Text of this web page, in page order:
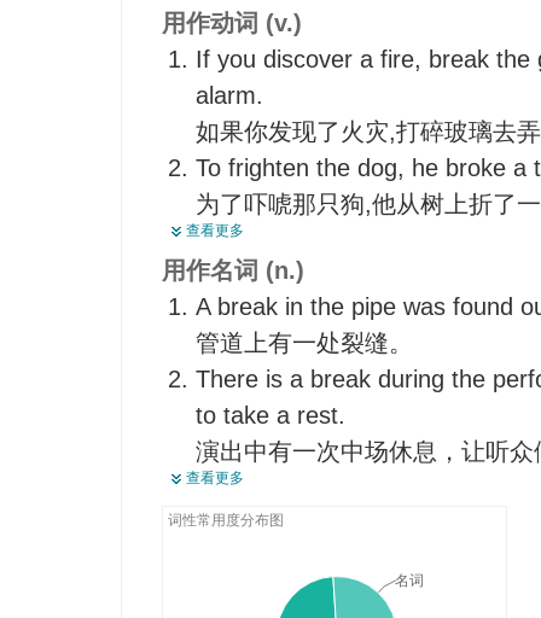
使垮掉，垮掉
制服
使放弃习惯
强行逃脱
突然发生
突然传出
折断，打断
散开
划分
突破
突变
逐步崩溃，土崩瓦解
分裂
使流血
稍停
越狱
中断，断绝，绝裂
骤变
<口>机会
好运
逃亡
一次连续得分
【网】发球一方输掉的发球局
破损
用作动词 (v.)
If you discover a fire, break the
alarm.
如果你发现了火灾,打碎玻璃去
To frighten the dog, he broke a
为了吓唬那只狗,他从树上折了
What shocked the workers
his promise.
工人们感到震惊的是,老板竟然
The spy had finally broken the
那个间谍最终破译了密码。
One hates to break with an old
人都不喜欢跟老朋友绝交。
When she went to break the
Emma found her quite
特并没有因此感到不安。
查看更多
用作名词 (n.)
A break in the pipe was found
管道上有一处裂缝。
There is a break during the
to take a rest.
演出中有一次中场休息，让听
The audience certainly want
without commercial breaks.
The dog made a break toward
查看更多
词性常用度分布图
名词